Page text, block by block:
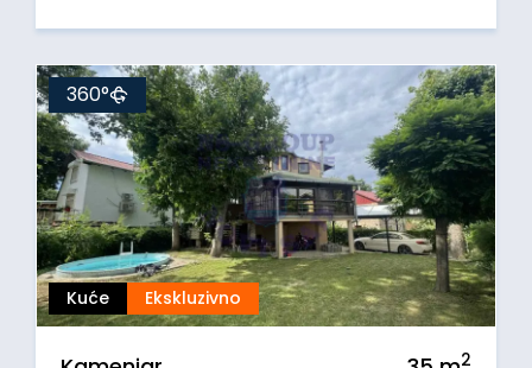
Kuće Ekskluzivno
360°
2